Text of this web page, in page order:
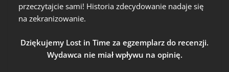
przeczytajcie sami! Historia zdecydowanie nadaje się
na zekranizowanie.
Dziękujemy Lost in Time za egzemplarz do recenzji.
Wydawca nie miał wpływu na opinię.